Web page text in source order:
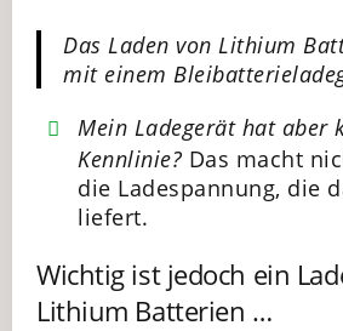
Das Laden von Lithium
mit einem
Mein Ladegerät hat aber
Kennlinie? Das macht
die Ladespannung, die
liefert.
Wichtig ist jedoch ein
Lithium Batterien …